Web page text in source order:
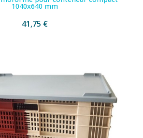
1040x640 mm
41,75 €